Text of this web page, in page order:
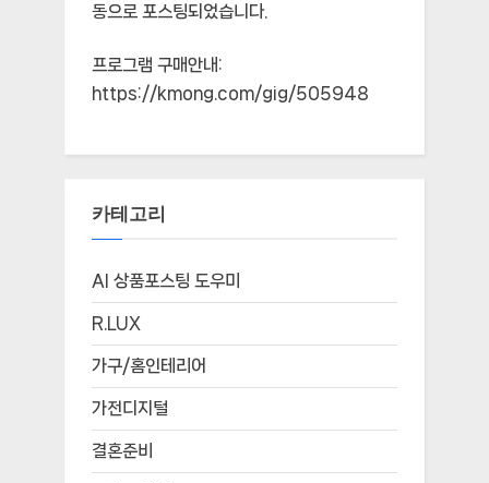
동으로 포스팅되었습니다.
프로그램 구매안내:
https://kmong.com/gig/505948
카테고리
AI 상품포스팅 도우미
R.LUX
가구/홈인테리어
가전디지털
결혼준비